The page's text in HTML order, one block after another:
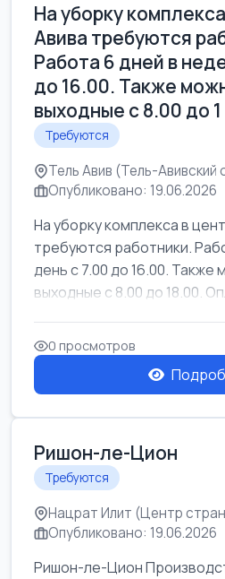
На уборку
Авива требуются
Работа 6 дней в
до 16.00. Также
выходные с 8.00 до 1
Требуются
Тель Авив (Тель-Авивский
Опубликовано: 19.06.2026
На уборку комплекса в
требуются работники.
день с 7.00 до 16.00. Также
выходные с 8.00 до 18.00.
0 просмотров
Ришон-ле-Цион
Требуются
Нацрат Илит (Центр
Опубликовано: 19.06.2026
Ришон-ле-Цион